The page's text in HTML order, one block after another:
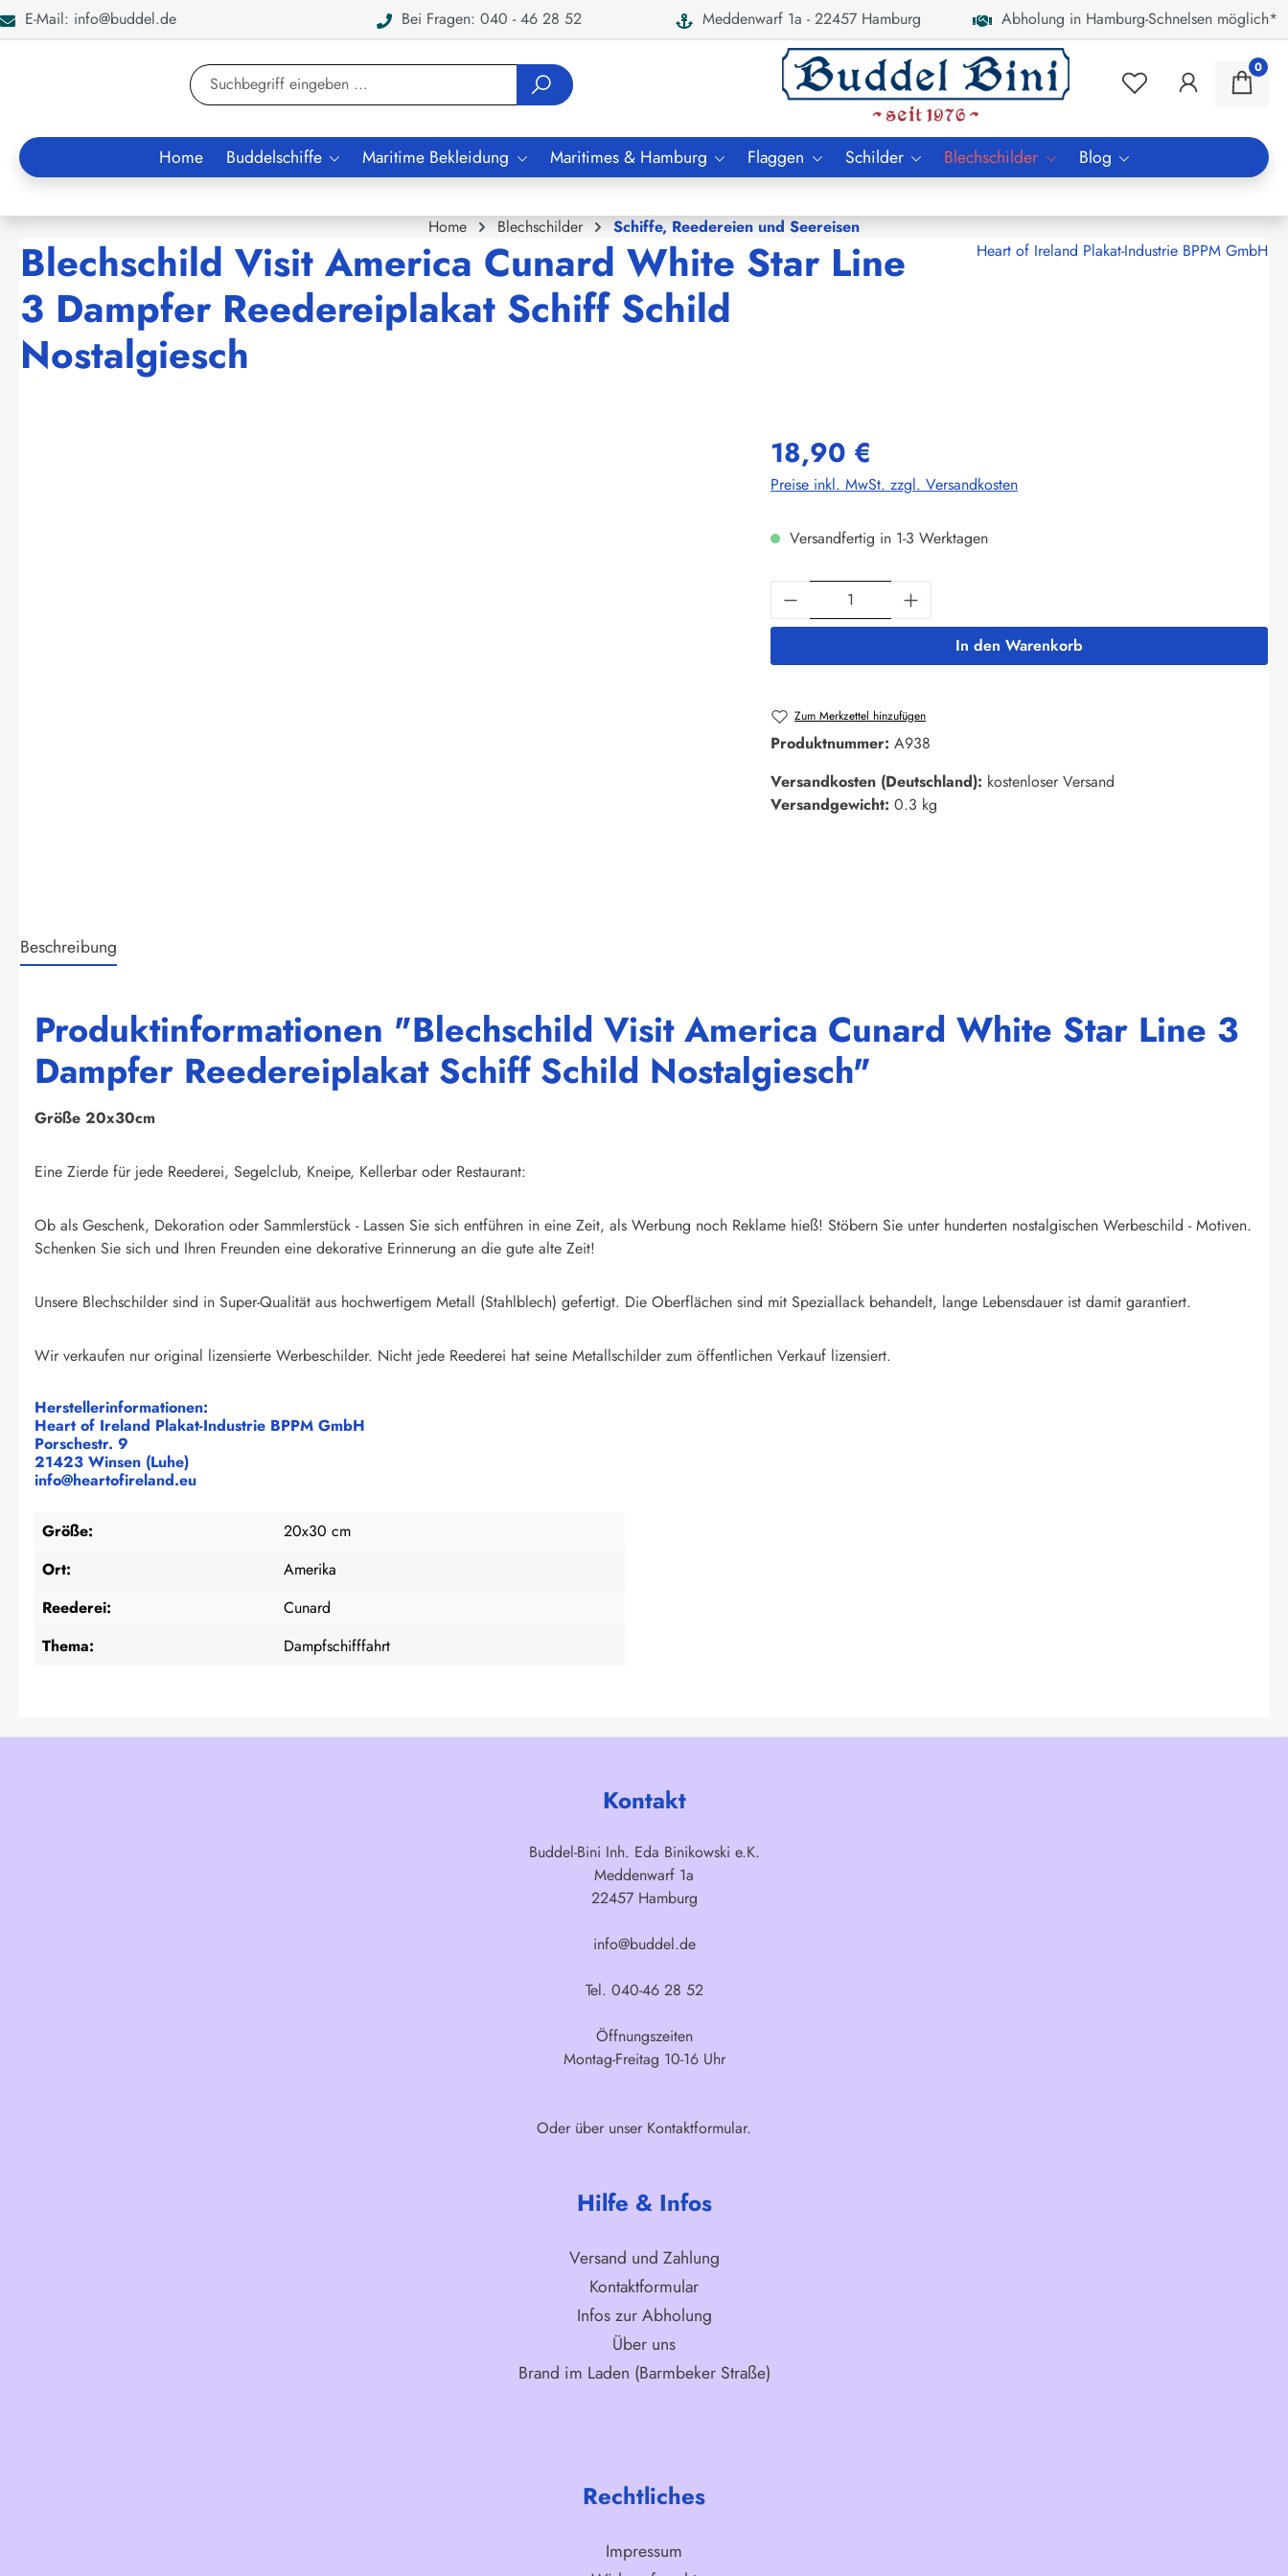
Zur Suche springen
E-Mail: info@buddel.de Bei Fragen: 040 - 46 28 52 Meddenwarf 1a - 22457 Hamburg Abholung in Hamburg-Schnelsen möglich*
0
Home Buddelschiffe Maritime Bekleidung Maritimes & Hamburg Flaggen Schilder Blechschilder Blog
Home Blechschilder Schiffe, Reedereien und Seereisen
Blechschild Visit America Cunard White Star Line
3 Dampfer Reedereiplakat Schiff Schild
Nostalgiesch
Heart of Ireland Plakat-Industrie BPPM GmbH
18,90 €
Preise inkl. MwSt. zzgl. Versandkosten
Versandfertig in 1-3 Werktagen
Produkt Anzahl: Gib den gewünschten Wert ein
In den Warenkorb
Zum Merkzettel hinzufügen
Produktnummer: A938
Versandkosten (Deutschland): kostenloser Versand
Versandgewicht: 0.3 kg
Beschreibung
Produktinformationen "Blechschild Visit America Cunard White Star Line 3
Dampfer Reedereiplakat Schiff Schild Nostalgiesch"
Größe 20x30cm
Eine Zierde für jede Reederei, Segelclub, Kneipe, Kellerbar oder Restaurant:
Ob als Geschenk, Dekoration oder Sammlerstück - Lassen Sie sich entführen in eine Zeit, als Werbung noch Reklame hieß! Stöbern Sie unter hunderten nostalgischen Werbeschild - Motiven.
Schenken Sie sich und Ihren Freunden eine dekorative Erinnerung an die gute alte Zeit!
Unsere Blechschilder sind in Super-Qualität aus hochwertigem Metall (Stahlblech) gefertigt. Die Oberflächen sind mit Speziallack behandelt, lange Lebensdauer ist damit garantiert.
Wir verkaufen nur original lizensierte Werbeschilder. Nicht jede Reederei hat seine Metallschilder zum öffentlichen Verkauf lizensiert.
Herstellerinformationen:
Heart of Ireland Plakat-Industrie BPPM GmbH
Porschestr. 9
21423 Winsen (Luhe)
info@heartofireland.eu
Größe:
20x30 cm
Ort:
Amerika
Reederei:
Cunard
Thema:
Dampfschifffahrt
Kontakt
Buddel-Bini Inh. Eda Binikowski e.K.
Meddenwarf 1a
22457 Hamburg
info@buddel.de
Tel. 040-46 28 52
Öffnungszeiten
Montag-Freitag 10-16 Uhr
Oder über unser Kontaktformular.
Hilfe & Infos
Versand und Zahlung
Kontaktformular
Infos zur Abholung
Über uns
Brand im Laden (Barmbeker Straße)
Rechtliches
Impressum